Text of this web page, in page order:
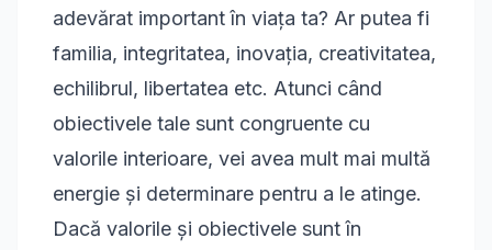
adevărat important în viața ta? Ar putea fi
familia, integritatea, inovația, creativitatea,
echilibrul, libertatea etc. Atunci când
obiectivele tale sunt congruente cu
valorile interioare, vei avea mult mai multă
energie și determinare pentru a le atinge.
Dacă valorile și obiectivele sunt în